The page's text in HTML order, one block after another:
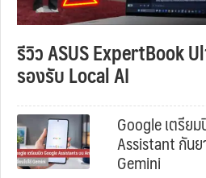
รีวิว ASUS ExpertBook
รองรับ Local AI
Google เตรีย
Assistant กันย
Gemini